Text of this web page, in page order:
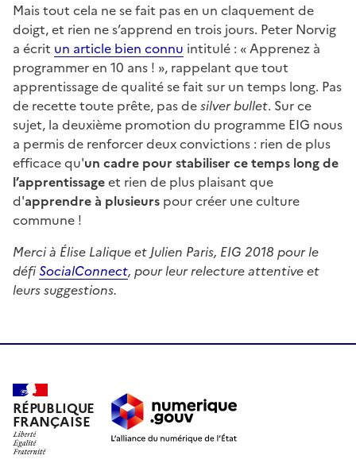
Mais tout cela ne se fait pas en un claquement de
doigt, et rien ne s’apprend en trois jours. Peter Norvig
a écrit un article bien connu intitulé : « Apprenez à
programmer en 10 ans ! », rappelant que tout
apprentissage de qualité se fait sur un temps long. Pas
de recette toute prête, pas desilver bullet. Sur ce
sujet, la deuxième promotion du programme EIG nous
a permis de renforcer deux convictions : rien de plus
efficace qu'un cadre pour stabiliser ce temps long de
l’apprentissageet rien de plus plaisant que
d'apprendre à plusieurs pour créer une culture
commune !
Merci à Élise Lalique et Julien Paris, EIG 2018 pour le
défiSocialConnect, pour leur relecture attentive et
leurs suggestions.
RÉPUBLIQUE
FRANÇAISE